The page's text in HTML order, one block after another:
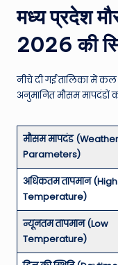
मध्य प्रदेश
2026 की
नीचे दी गई तालिका में
अनुमानित मौसम मापदंडों
मौसम मापदंड (Weather
Parameters)
अधिकतम तापमान (High
Temperature)
न्यूनतम तापमान (Low
Temperature)